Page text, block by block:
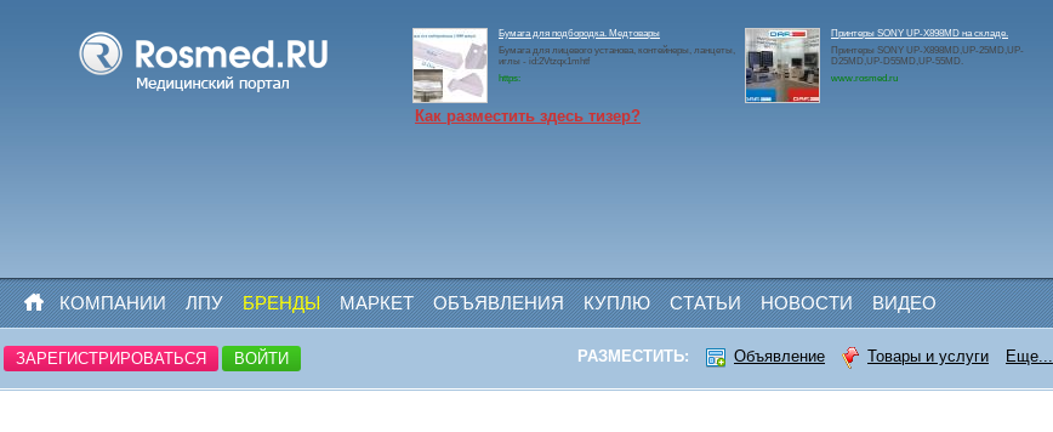
Бумага для подбородка. Медтовары
Бумага для лицевого установа, контейнеры, ланцеты,
иглы - id:2Vtzqx1mhtf
https:
Принтеры SONY UP-X898MD на складе.
Принтеры SONY UP-X898MD,UP-25MD,UP-
D25MD,UP-D55MD,UP-55MD.
www.rosmed.ru
Как разместить здесь тизер?
КОМПАНИИ ЛПУ БРЕНДЫ МАРКЕТ ОБЪЯВЛЕНИЯ КУПЛЮ СТАТЬИ НОВОСТИ ВИДЕО
ЗАРЕГИСТРИРОВАТЬСЯ ВОЙТИ РАЗМЕСТИТЬ: Объявление Товары и услуги Еще...